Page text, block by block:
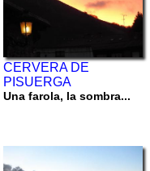
CERVERA DE
PISUERGA
Una farola, la sombra...